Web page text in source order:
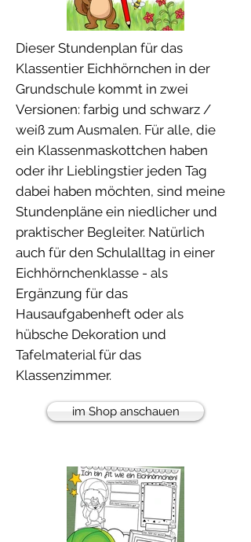
Dieser Stundenplan für das
Klassentier Eichhörnchen in der
Grundschule kommt in zwei
Versionen: farbig und schwarz /
weiß zum Ausmalen. Für alle, die
ein Klassenmaskottchen haben
oder ihr Lieblingstier jeden Tag
dabei haben möchten, sind meine
Stundenpläne ein niedlicher und
praktischer Begleiter. Natürlich
auch für den Schulalltag in einer
Eichhörnchenklasse - als
Ergänzung für das
Hausaufgabenheft oder als
hübsche Dekoration und
Tafelmaterial für das
Klassenzimmer.
im Shop anschauen